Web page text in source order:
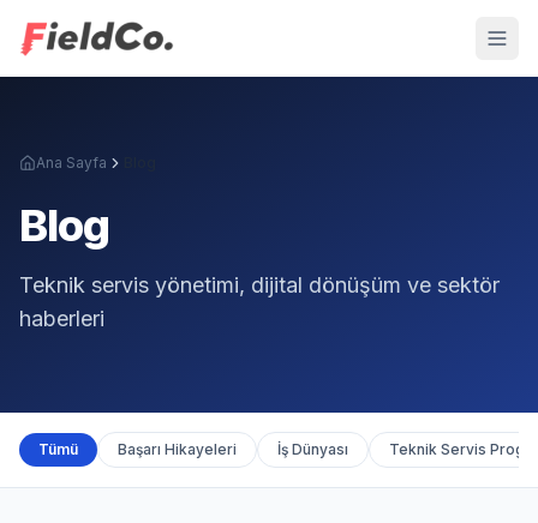
Ana Sayfa
Blog
Teknik servis yönetimi, dijital dönüşüm ve sektör
haberleri
Tümü Başarı Hikayeleri İş Dünyası Teknik Servis